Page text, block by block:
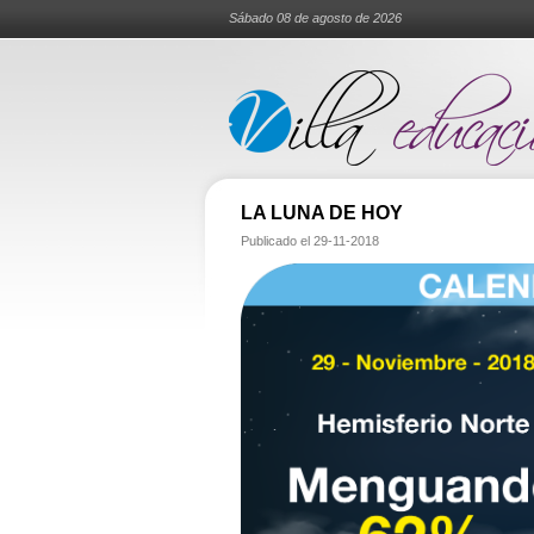
Sábado 08 de agosto de 2026
LA LUNA DE HOY
Publicado el 29-11-2018